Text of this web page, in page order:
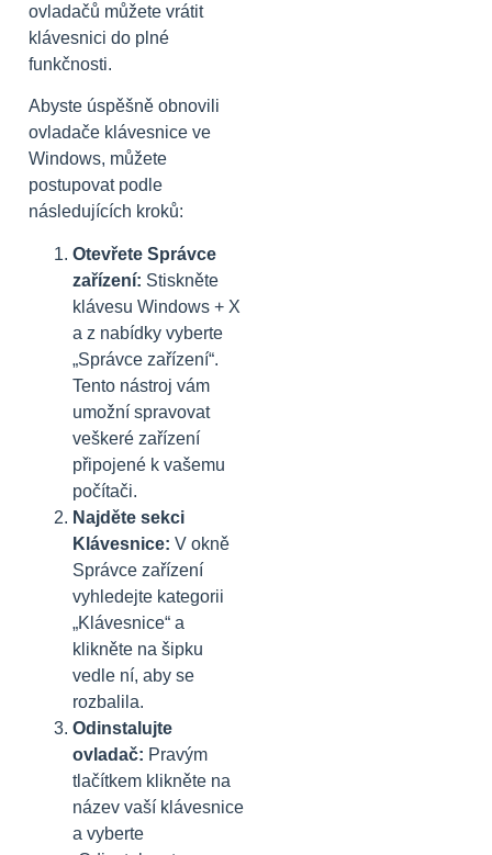
ovladačů můžete vrátit
klávesnici do plné
funkčnosti.
Abyste úspěšně obnovili
ovladače klávesnice ve
Windows, můžete
postupovat podle
následujících kroků:
Otevřete Správce
zařízení: Stiskněte
klávesu Windows + X
a z nabídky vyberte
„Správce zařízení“.
Tento nástroj vám
umožní spravovat
veškeré zařízení
připojené k vašemu
počítači.
Najděte sekci
Klávesnice: V okně
Správce zařízení
vyhledejte kategorii
„Klávesnice“ a
klikněte na šipku
vedle ní, aby se
rozbalila.
Odinstalujte
ovladač: Pravým
tlačítkem klikněte na
název vaší klávesnice
a vyberte